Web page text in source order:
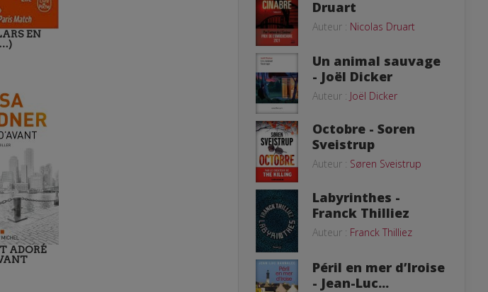
EN
ADORÉ
Druart
Auteur : Nicolas Druart
Un animal sauvage
- Joël Dicker
Auteur : Joël Dicker
Octobre - Soren
Sveistrup
Auteur : Søren Sveistrup
Labyrinthes -
Franck Thilliez
Auteur : Franck Thilliez
Péril en mer d’Iroise
- Jean-Luc...